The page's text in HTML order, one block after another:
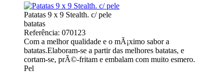
Patatas 9 x 9 Stealth. c/ pele
batatas
Referência: 070123
Com a melhor qualidade e o mÃ¡ximo sabor a
batatas.Elaboram-se a partir das melhores batatas, e
cortam-se, prÃ©-fritam e embalam com muito esmero.
Pel